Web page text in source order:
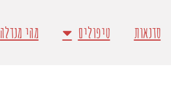
סדנאות טיפולים מהי מנדלה